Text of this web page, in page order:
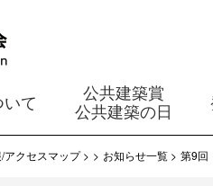
て
公共建築賞
公共建築の日
アクセスマップ お知らせ一覧 第9回